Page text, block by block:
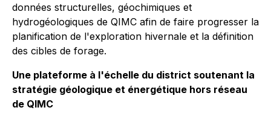
données structurelles, géochimiques et
hydrogéologiques de QIMC afin de faire progresser la
planification de l'exploration hivernale et la définition
des cibles de forage.
Une plateforme à l'échelle du district soutenant la
stratégie géologique et énergétique hors réseau
de QIMC